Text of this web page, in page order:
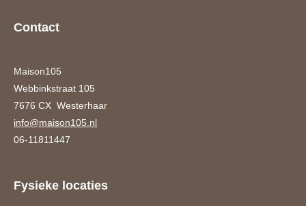
Contact
Maison105
Webbinkstraat 105
7676 CX Westerhaar
info@maison105.nl
06-11811447
Fysieke locaties